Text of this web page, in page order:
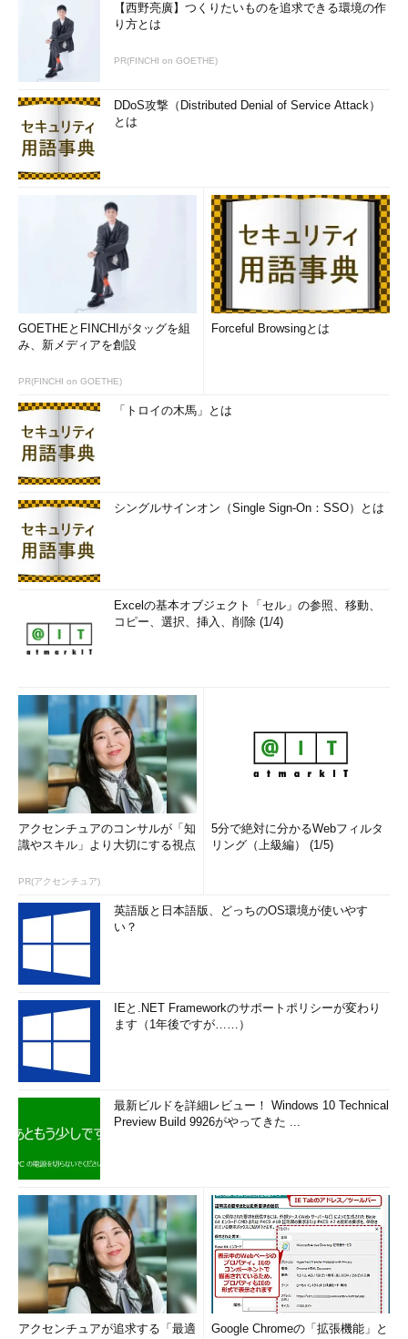
【西野亮廣】つくりたいものを追求できる環境の作
り方とは
PR(FINCHI on GOETHE)
DDoS攻撃（Distributed Denial of Service Attack）
とは
GOETHEとFINCHIがタッグを組
み、新メディアを創設
PR(FINCHI on GOETHE)
Forceful Browsingとは
「トロイの木馬」とは
シングルサインオン（Single Sign-On：SSO）とは
Excelの基本オブジェクト「セル」の参照、移動、
コピー、選択、挿入、削除 (1/4)
アクセンチュアのコンサルが「知
識やスキル」より大切にする視点
PR(アクセンチュア)
5分で絶対に分かるWebフィルタ
リング（上級編） (1/5)
英語版と日本語版、どっちのOS環境が使いやす
い？
IEと.NET Frameworkのサポートポリシーが変わり
ます（1年後ですが……）
最新ビルドを詳細レビュー！ Windows 10 Technical
Preview Build 9926がやってきた ...
アクセンチュアが追求する「最適
Google Chromeの「拡張機能」と